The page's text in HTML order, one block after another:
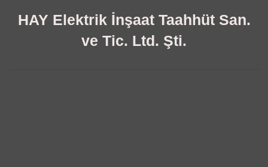
HAY Elektrik İnşaat Taahhüt San.
ve Tic. Ltd. Şti.